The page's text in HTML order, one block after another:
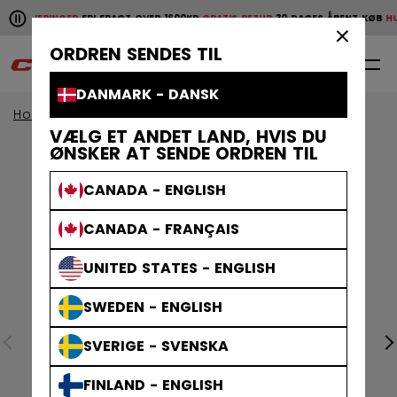
ORDREN SENDES TIL
DANMARK - DANSK
VÆLG ET ANDET LAND, HVIS DU
ØNSKER AT SENDE ORDREN TIL
CANADA - ENGLISH
CANADA - FRANÇAIS
UNITED STATES - ENGLISH
SWEDEN - ENGLISH
SVERIGE - SVENSKA
FINLAND - ENGLISH
Pause the horizontal scroll animation.
LEVERINGERFRI FRAGT OVER 1600KRGRATIS RETUR30 DAGES ÅBENT KØB
Hurtige leveringer Gratis retur 30
Home Hjelme Tacks Hjelme